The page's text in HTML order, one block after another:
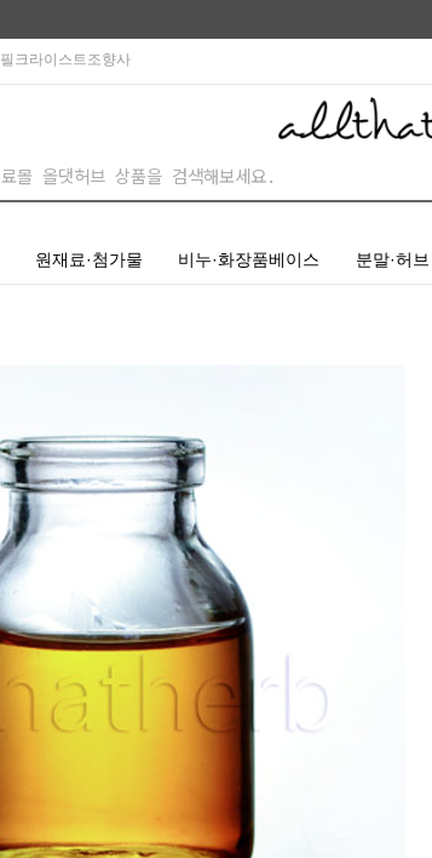
필크라이스트조향사
원재료·첨가물 비누·화장품베이스 분말·허브